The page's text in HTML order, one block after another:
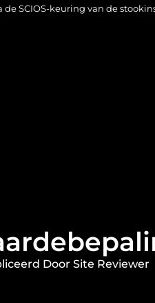
van de stookinstallatie
Door Site Reviewer